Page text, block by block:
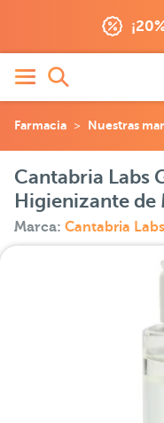
Farmacia Nuestras
Cantabria Labs
Higienizante de
Marca: Cantabria Labs